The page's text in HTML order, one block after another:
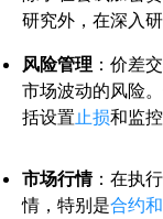
研究外，在深入
风险管理 ：价差
市场波动的风险
括设置止损和监控
市场行情：在执
情，特别是合约